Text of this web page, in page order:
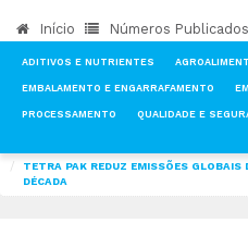
Início Números Publicados
ADITIVOS E NUTRIENTES
EMBALAMENTO E ENGARRAFAMENTO
PROCESSAMENTO QUALIDADE E
TETRA PAK REDUZ EMISSÕES GLOBAIS
DÉCADA